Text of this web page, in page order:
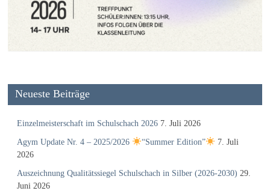
Neueste Beiträge
Einzelmeisterschaft im Schulschach 2026 7. Juli 2026
Agym Update Nr. 4 – 2025/2026 “Summer Edition”
7. Juli
2026
Auszeichnung Qualitätssiegel Schulschach in Silber (2026-2030) 29.
Juni 2026